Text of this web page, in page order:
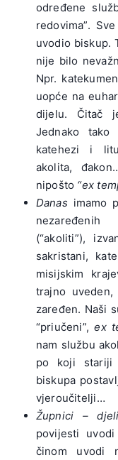
određene
redovima”.
uvodio biskup.
nije bilo
Npr.
uopće na
dijelu. Čitač
Jednako
katehezi i
akolita,
nipošto “ex
Danas imamo
(“akoliti”),
sakristani,
misijskim
trajno
zaređen. Naši
“priučeni”,ex
nam službu
po koji stariji
biskupa
vjeroučitelji…
Župnici –
povijesti
činom uvodi